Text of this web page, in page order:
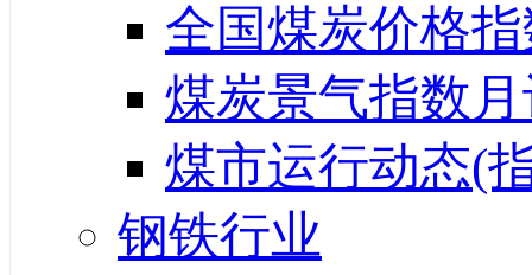
全国煤炭价格
煤炭景气指数
煤市运行动态(
钢铁行业